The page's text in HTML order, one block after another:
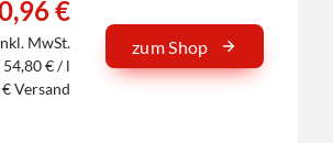
€
MwSt.
54,80 € / l
Versand
zum Shop